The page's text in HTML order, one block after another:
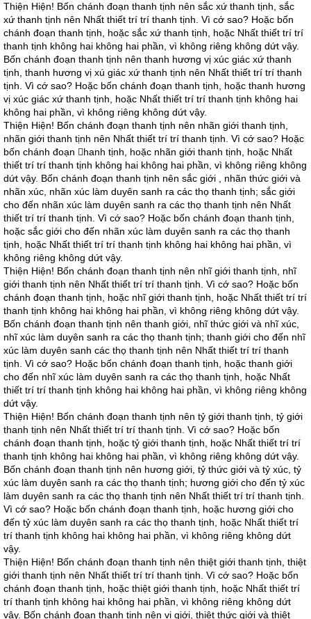
Thiện Hiện! Bốn chánh đoạn thanh tịnh nên sắc xứ thanh tịnh, sắc
xứ thanh tịnh nên Nhất thiết trí trí thanh tịnh. Vì cớ sao? Hoặc bốn
chánh đoạn thanh tịnh, hoặc sắc xứ thanh tịnh, hoặc Nhất thiết trí trí
thanh tịnh không hai không hai phần, vì không riêng không dứt vậy.
Bốn chánh đoạn thanh tịnh nên thanh hương vị xúc giác xứ thanh
tịnh, thanh hương vị xú giác xứ thanh tịnh nên Nhất thiết trí trí thanh
tịnh. Vì cớ sao? Hoặc bốn chánh đoạn thanh tịnh, hoặc thanh hương
vị xúc giác xứ thanh tịnh, hoặc Nhất thiết trí trí thanh tịnh không hai
không hai phần, vì không riêng không dứt vậy.
Thiện Hiện! Bốn chánh đoạn thanh tịnh nên nhãn giới thanh tịnh,
nhãn giới thanh tịnh nên Nhất thiết trí trí thanh tịnh. Vì cớ sao? Hoặc
bốn chánh đoạn hanh tịnh, hoặc nhãn giới thanh tịnh, hoặc Nhất
thiết trí trí thanh tịnh không hai không hai phần, vì không riêng không
dứt vậy. Bốn chánh đoạn thanh tịnh nên sắc giới , nhãn thức giới và
nhãn xúc, nhãn xúc làm duyên sanh ra các thọ thanh tịnh; sắc giới
cho đến nhãn xúc làm duyên sanh ra các thọ thanh tịnh nên Nhất
thiết trí trí thanh tịnh. Vì cớ sao? Hoặc bốn chánh đoạn thanh tịnh,
hoặc sắc giới cho đến nhãn xúc làm duyên sanh ra các thọ thanh
tịnh, hoặc Nhất thiết trí trí thanh tịnh không hai không hai phần, vì
không riêng không dứt vậy.
Thiện Hiện! Bốn chánh đoạn thanh tịnh nên nhĩ giới thanh tịnh, nhĩ
giới thanh tịnh nên Nhất thiết trí trí thanh tịnh. Vì cớ sao? Hoặc bốn
chánh đoạn thanh tịnh, hoặc nhĩ giới thanh tịnh, hoặc Nhất thiết trí trí
thanh tịnh không hai không hai phần, vì không riêng không dứt vậy.
Bốn chánh đoạn thanh tịnh nên thanh giới, nhĩ thức giới và nhĩ xúc,
nhĩ xúc làm duyên sanh ra các thọ thanh tịnh; thanh giới cho đến nhĩ
xúc làm duyên sanh các thọ thanh tịnh nên Nhất thiết trí trí thanh
tịnh. Vì cớ sao? Hoặc bốn chánh đoạn thanh tịnh, hoặc thanh giới
cho đến nhĩ xúc làm duyên sanh ra các thọ thanh tịnh, hoặc Nhất
thiết trí trí thanh tịnh không hai không hai phần, vì không riêng không
dứt vậy.
Thiện Hiện! Bốn chánh đoạn thanh tịnh nên tỷ giới thanh tịnh, tỷ giới
thanh tịnh nên Nhất thiết trí trí thanh tịnh. Vì cớ sao? Hoặc bốn
chánh đoạn thanh tịnh, hoặc tỷ giới thanh tịnh, hoặc Nhất thiết trí trí
thanh tịnh không hai không hai phần, vì không riêng không dứt vậy.
Bốn chánh đoạn thanh tịnh nên hương giới, tỷ thức giới và tỷ xúc, tỷ
xúc làm duyên sanh ra các thọ thanh tịnh; hương giới cho đến tỷ xúc
làm duyên sanh ra các thọ thanh tịnh nên Nhất thiết trí trí thanh tịnh.
Vì cớ sao? Hoặc bốn chánh đoạn thanh tịnh, hoặc hương giới cho
đến tỷ xúc làm duyên sanh ra các thọ thanh tịnh, hoặc Nhất thiết trí
trí thanh tịnh không hai không hai phần, vì không riêng không dứt
vậy.
Thiện Hiện! Bốn chánh đoạn thanh tịnh nên thiệt giới thanh tịnh, thiệt
giới thanh tịnh nên Nhất thiết trí trí thanh tịnh. Vì cớ sao? Hoặc bốn
chánh đoạn thanh tịnh, hoặc thiệt giới thanh tịnh, hoặc Nhất thiết trí
trí thanh tịnh không hai không hai phần, vì không riêng không dứt
vậy. Bốn chánh đoạn thanh tịnh nên vị giới, thiệt thức giới và thiệt